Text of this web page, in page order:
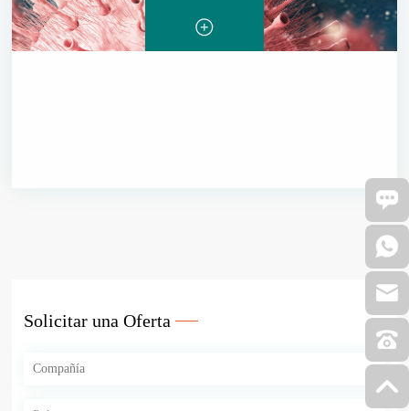
Solicitar una Oferta